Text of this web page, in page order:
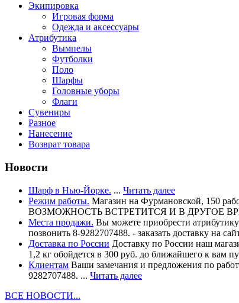
Экипировка
Игровая форма
Одежда и аксессуары
Атрибутика
Вымпелы
Футболки
Поло
Шарфы
Головные уборы
Флаги
Сувениры
Разное
Нанесение
Возврат товара
Новости
Шарф в Нью-Йорке. ... Читать далее
Режим работы. Магазин на Фурмановской, 150
ВОЗМОЖНОСТЬ ВСТРЕТИТСЯ И В ДРУГОЕ ВРЕМЯ,
Места продажи. Вы можете приобрести
позвонить 8-9282707488. - заказать доставку на
Доставка по России Доставку по России наш
1,2 кг обойдется в 300 руб. до ближайшего к вам
Клиентам Ваши замечания и предложения по
9282707488. ... Читать далее
ВСЕ НОВОСТИ...